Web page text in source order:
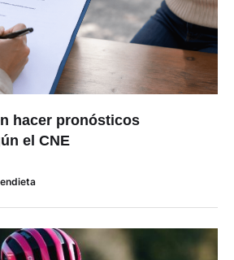
hacer pronósticos
el CNE